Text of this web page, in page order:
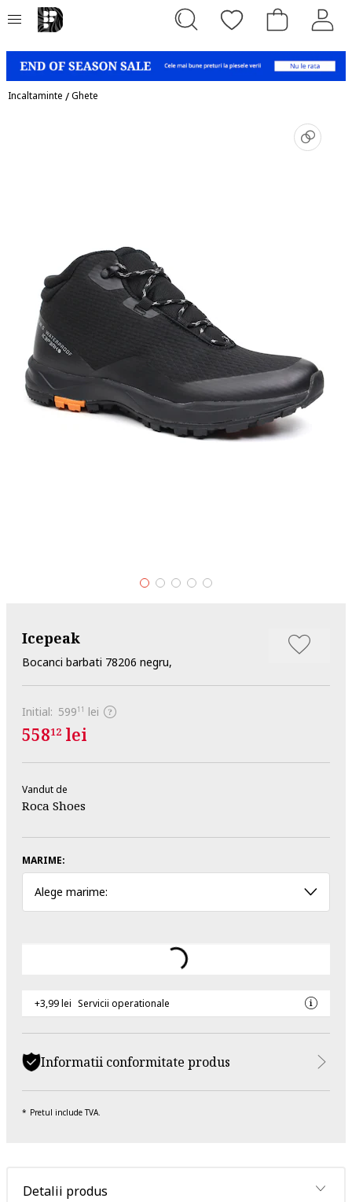
Incaltaminte /Ghete
Icepeak
Bocanci barbati 78206 negru,
Initial: 59911 lei
55812 lei
Vandut de
Roca Shoes
MARIME:
Alege marime:
+3,99 lei Servicii operationale
Informatii conformitate produs
Pretul include TVA.
Detalii produs